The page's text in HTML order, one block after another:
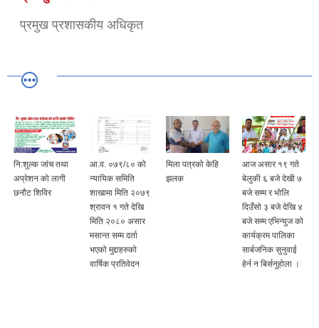
प्रमुख प्रशासकीय अधिकृत
नि:शुल्क जांच तथा
अप्रेशन को लागी
छनौट शिविर
आ.व. ०७९/८० को
न्यायिक समिति
शाखामा मिति २०७९
श्रावन १ गते देखि
मिति २०८० असार
मसान्त सम्म दर्ता
भएको मुद्दाहरुको
वार्षिक प्रतिवेदन
मिला पत्रको केहि
झलक
आज असार १९ गते
बेलुकी ६ बजे देखी ७
बजे सम्म र भोलि
दिउँसो ३ बजे देखि ४
बजे सम्म एभिन्युज को
कार्यक्रम पालिका
सार्बजनिक सुनुवाई
हेर्न न बिर्सनुहोला ।